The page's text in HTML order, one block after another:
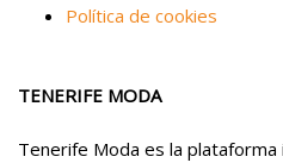
Política de cookies
TENERIFE MODA
Tenerife Moda es la plataforma